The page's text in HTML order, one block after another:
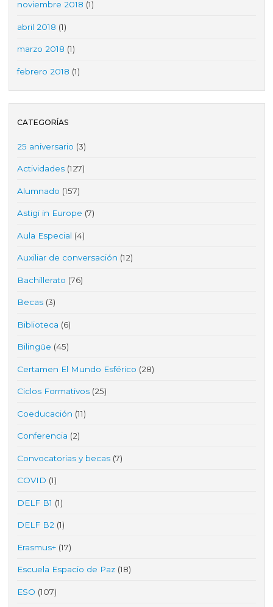
noviembre 2018 (1)
abril 2018 (1)
marzo 2018 (1)
febrero 2018 (1)
CATEGORÍAS
25 aniversario (3)
Actividades (127)
Alumnado (157)
Astigi in Europe (7)
Aula Especial (4)
Auxiliar de conversación (12)
Bachillerato (76)
Becas (3)
Biblioteca (6)
Bilingüe (45)
Certamen El Mundo Esférico (28)
Ciclos Formativos (25)
Coeducación (11)
Conferencia (2)
Convocatorias y becas (7)
COVID (1)
DELF B1 (1)
DELF B2 (1)
Erasmus+ (17)
Escuela Espacio de Paz (18)
ESO (107)